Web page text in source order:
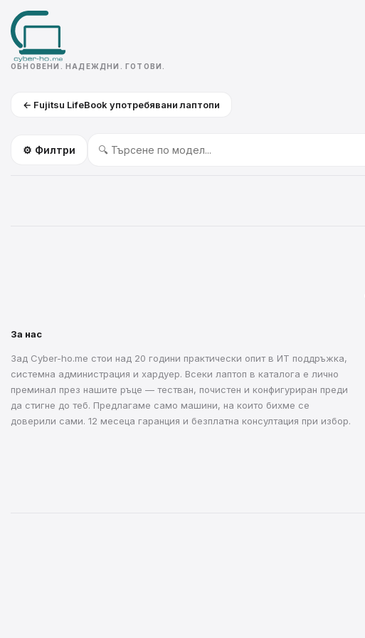
ОБНОВЕНИ. НАДЕЖДНИ. ГОТОВИ.
← Fujitsu LifeBook употребявани лаптопи
⚙️ Филтри
За нас
Зад Cyber-ho.me стои над 20 години практически опит в ИТ поддръжка,
системна администрация и хардуер. Всеки лаптоп в каталога е лично
преминал през нашите ръце — тестван, почистен и конфигуриран преди
да стигне до теб. Предлагаме само машини, на които бихме се
доверили сами. 12 месеца гаранция и безплатна консултация при избор.